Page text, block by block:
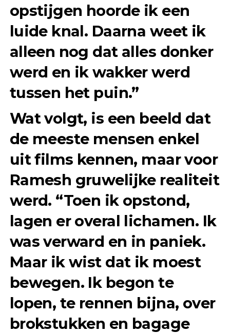
opstijgen hoorde ik een
luide knal. Daarna weet ik
alleen nog dat alles donker
werd en ik wakker werd
tussen het puin.”
Wat volgt, is een beeld dat
de meeste mensen enkel
uit films kennen, maar voor
Ramesh gruwelijke realiteit
werd. “Toen ik opstond,
lagen er overal lichamen. Ik
was verward en in paniek.
Maar ik wist dat ik moest
bewegen. Ik begon te
lopen, te rennen bijna, over
brokstukken en bagage